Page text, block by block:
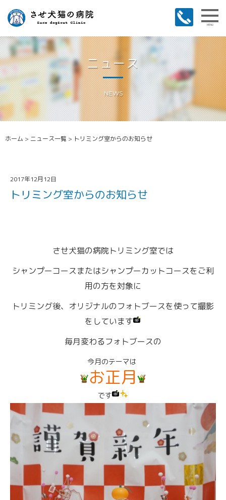
MENU
ニュース
NEWS
ホーム > ニュース一覧 > トリミング室からのお知らせ
2017年12月12日
トリミング室からのお知らせ
させ犬猫の病院トリミング室では
シャンプーコースまたはシャンプーカットコースをご利
用の方を対象に
トリミング後、オリジナルのフォトブースを使って撮影
をしています
毎月変わるフォトブースの
今月のテーマは
お正月
です